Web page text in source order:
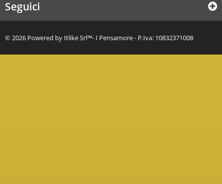
© 2026 Powered by Itlike Srl™- I Pensamore - P.Iva: 10832371008
Seguici